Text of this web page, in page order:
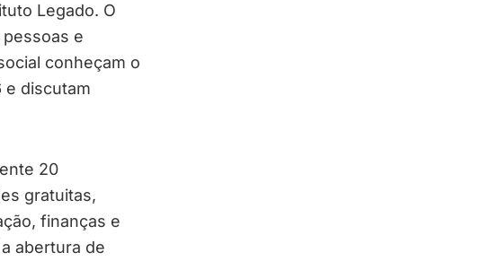
Legado. O
e
conheçam o
e discutam
20
gratuitas,
finanças e
abertura de